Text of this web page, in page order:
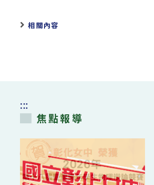
相關內容
:::
焦點報導